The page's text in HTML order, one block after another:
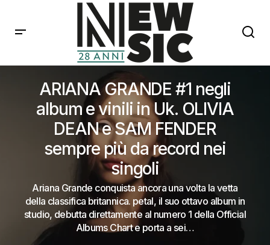
ARIANA GRANDE #1 negli
album e vinili in Uk. OLIVIA
DEAN e SAM FENDER
sempre più da record nei
singoli
Ariana Grande conquista ancora una volta la vetta
della classifica britannica. petal, il suo ottavo album in
studio, debutta direttamente al numero 1 della Official
Albums Chart e porta a sei…